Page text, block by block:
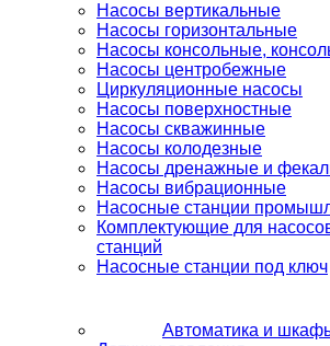
Насосы вертикальные
Насосы горизонтальные
Насосы консольные,
Насосы центробежные
Циркуляционные насосы
Насосы поверхностные
Насосы скважинные
Насосы колодезные
Насосы дренажные и
Насосы вибрационные
Насосные станции
Комплектующие для
станций
Насосные станции под ключ
Автоматика и